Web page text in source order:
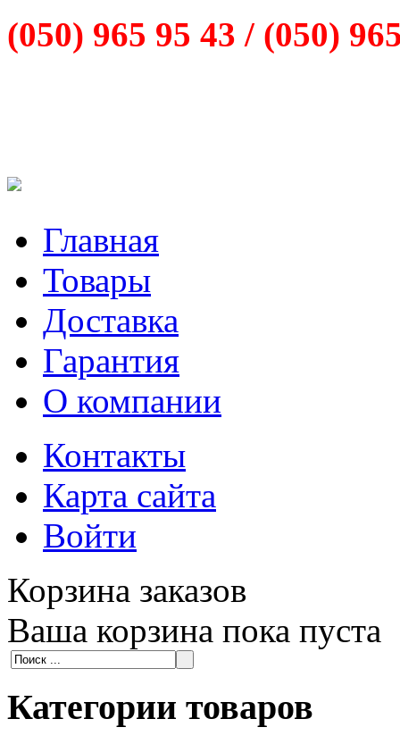
(050) 965 95 43 / (050)
Главная
Товары
Доставка
Гарантия
О компании
Контакты
Карта сайта
Войти
Корзина заказов
Ваша корзина пока пуста
Категории товаров